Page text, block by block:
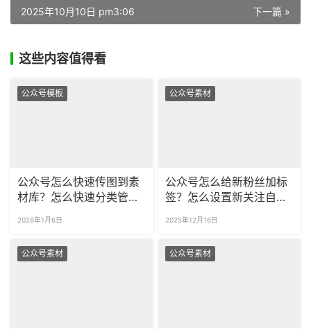
下一篇 »
2025年10月10日 pm3:06
这些内容值得看
公众号模板
公众号怎么快速传图到素
材库？怎么快速分类管理
2026年1月6日
公众号素材
公众号怎么给新粉丝加标
签？怎么设置新关注自动
2025年12月16日
公众号素材 公众号素材